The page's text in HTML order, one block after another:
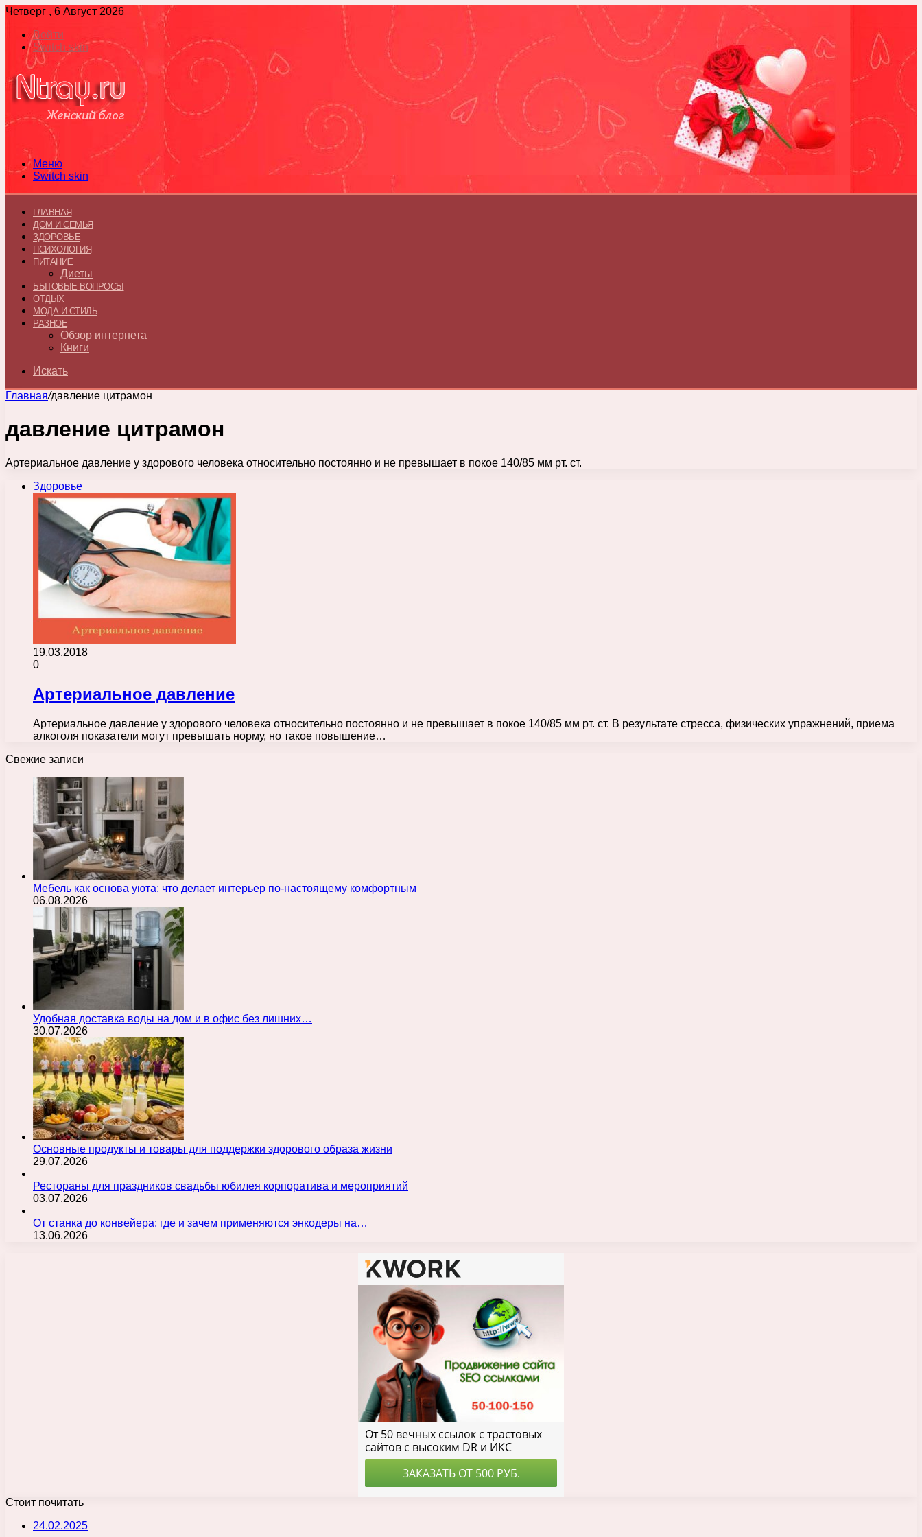
Четверг , 6 Август 2026
Войти
Switch skin
Меню
Switch skin
ГЛАВНАЯ
ДОМ И СЕМЬЯ
ЗДОРОВЬЕ
ПСИХОЛОГИЯ
ПИТАНИЕ
Диеты
БЫТОВЫЕ ВОПРОСЫ
ОТДЫХ
МОДА И СТИЛЬ
РАЗНОЕ
Обзор интернета
Книги
Искать
Главная/давление цитрамон
давление цитрамон
Артериальное давление у здорового человека относительно постоянно и не превышает в покое 140/85 мм рт. ст.
Здоровье
19.03.2018
0
Артериальное давление
Артериальное давление у здорового человека относительно постоянно и не превышает в покое 140/85 мм рт. ст. В результате стресса, физических упражнений, приема
алкоголя показатели могут превышать норму, но такое повышение…
Свежие записи
Мебель как основа уюта: что делает интерьер по-настоящему комфортным
06.08.2026
Удобная доставка воды на дом и в офис без лишних…
30.07.2026
Основные продукты и товары для поддержки здорового образа жизни
29.07.2026
Рестораны для праздников свадьбы юбилея корпоратива и мероприятий
03.07.2026
От станка до конвейера: где и зачем применяются энкодеры на…
13.06.2026
Стоит почитать
24.02.2025